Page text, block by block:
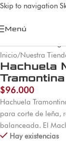
Skip to navigation
Menú
Inicio/Nuestra
Hachuela
Tramontina
$96.000
Hachuela
para corte de leña,
balanceada. El
Hay existencias